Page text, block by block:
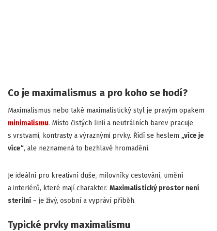
Co je maximalismus a pro koho se hodí?
Maximalismus nebo také maximalistický styl je pravým opakem
minimalismu. Místo čistých linií a neutrálních barev pracuje
s vrstvami, kontrasty a výraznými prvky. Řídí se heslem „více je
více“, ale neznamená to bezhlavé hromadění.
Je ideální pro kreativní duše, milovníky cestování, umění
a interiérů, které mají charakter. Maximalistický prostor není
sterilní – je živý, osobní a vypráví příběh.
Typické prvky maximalismu